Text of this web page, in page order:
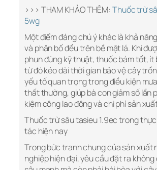
>>> THAM KHẢO THÊM: Thuốc trừ
5wg
Một điểm đáng chú ý khác là khả
và phân bố đều trên bề mặt lá. Khi
phun đúng kỹ thuật, thuốc bám tốt, ít
từ đó kéo dài thời gian bảo vệ cây
yếu tố quan trọng trong điều kiện
thất thường, giúp bà con giảm số lần
kiệm công lao động và chi phí sản
Thuốc trừ sâu tasieu 1.9ec trong
tác hiện nay
Trong bức tranh chung của sản xuất
nghiệp hiện đại, yêu cầu đặt ra không